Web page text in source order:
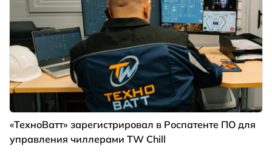
«ТехноВатт» зарегистрировал в Роспатенте ПО для
управления чиллерами TW Chill